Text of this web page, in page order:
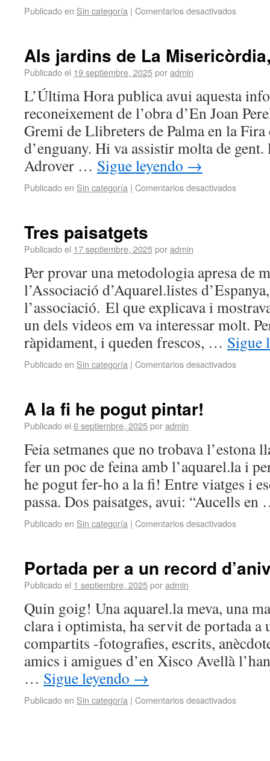
Publicado en Sin categoría | Comentarios desactivados
Als jardins de La
Publicado el 19 septiembre, 2025poradmin
L’Última Hora publica avui aquesta
reconeixement de l’obra d’En Joan
Gremi de Llibreters de Palma en la
d’enguany. Hi va assistir molta de
Adrover … Sigue leyendo →
Publicado en Sin categoría | Comentarios desactivados
Tres paisatgets
Publicado el 17 septiembre, 2025poradmin
Per provar una metodologia apresa de
l’Associació d’Aquarel.listes
l’associació. El que explicava i
un dels videos em va interessar molt.
ràpidament, i queden frescos, … Sigue
Publicado en Sin categoría | Comentarios desactivados
A la fi he pogut pintar!
Publicado el 6 septiembre, 2025poradmin
Feia setmanes que no trobava l’estona
fer un poc de feina amb l’aquarel.la i
he pogut fer-ho a la fi! Entre viatges i
passa. Dos paisatges, avui: “Aucells
Publicado en Sin categoría | Comentarios desactivados
Portada per a un record
Publicado el 1 septiembre, 2025poradmin
Quin goig! Una aquarel.la meva, una
clara i optimista, ha servit de portada a
compartits -fotografies, escrits,
amics i amigues d’en Xisco Avellà
… Sigue leyendo →
Publicado en Sin categoría | Comentarios desactivados